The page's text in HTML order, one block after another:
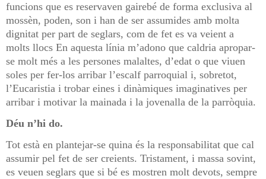
funcions que es reservaven gairebé de forma exclusiva al
mossèn, poden, son i han de ser assumides amb molta
dignitat per part de seglars, com de fet es va veient a
molts llocs En aquesta línia m’adono que caldria apropar-
se molt més a les persones malaltes, d’edat o que viuen
soles per fer-los arribar l’escalf parroquial i, sobretot,
l’Eucaristia i trobar eines i dinàmiques imaginatives per
arribar i motivar la mainada i la jovenalla de la parròquia.
Déu n’hi do.
Tot està en plantejar-se quina és la responsabilitat que cal
assumir pel fet de ser creients. Tristament, i massa sovint,
es veuen seglars que si bé es mostren molt devots, sempre